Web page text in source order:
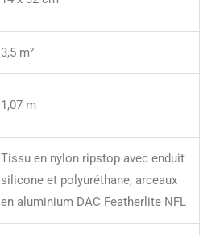
3,5 m²
1,07 m
Tissu en nylon ripstop avec enduit
silicone et polyuréthane, arceaux
en aluminium DAC Featherlite NFL